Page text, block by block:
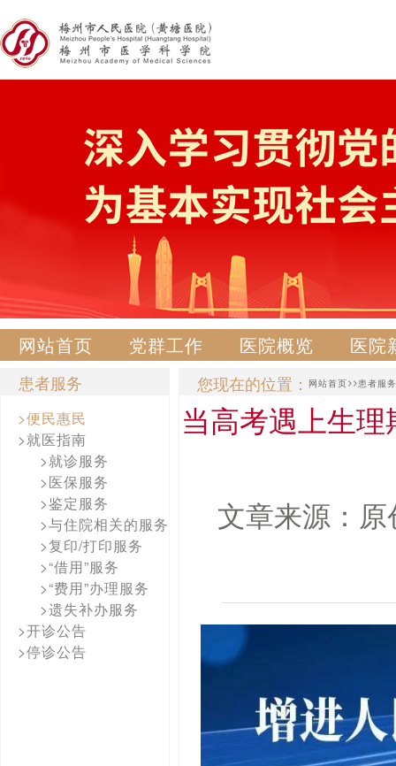
网站首页 党群工作 医院概览 医院
患者服务
>便民惠民
>就医指南
>就诊服务
>医保服务
>鉴定服务
>与住院相关的服务
>复印/打印服务
>“借用”服务
>“费用”办理服务
>遗失补办服务
>开诊公告
>停诊公告
您现在的位置： 网站首页>>患者服务
当高考遇上生
文章来源：原